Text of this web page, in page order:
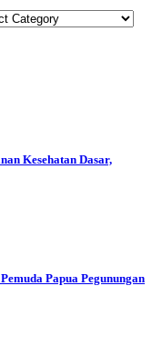
Kesehatan Dasar,
Papua Pegunungan